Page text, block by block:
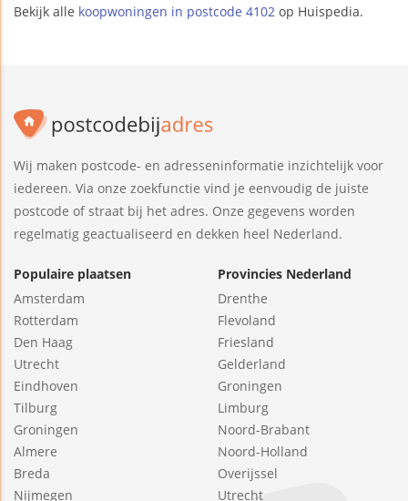
Bekijk alle koopwoningen in postcode 4102 op Huispedia.
Wij maken postcode- en adresseninformatie inzichtelijk voor
iedereen. Via onze zoekfunctie vind je eenvoudig de juiste
postcode of straat bij het adres. Onze gegevens worden
regelmatig geactualiseerd en dekken heel Nederland.
Populaire plaatsen
Amsterdam
Rotterdam
Den Haag
Utrecht
Eindhoven
Tilburg
Groningen
Almere
Breda
Nijmegen
Provincies Nederland
Drenthe
Flevoland
Friesland
Gelderland
Groningen
Limburg
Noord-Brabant
Noord-Holland
Overijssel
Utrecht